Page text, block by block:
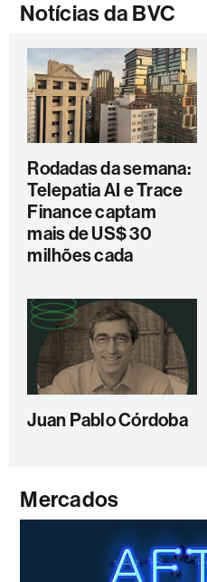
Notícias da BVC
Rodadas da semana:
Telepatia AI e Trace
Finance captam
mais de US$ 30
milhões cada
Juan Pablo Córdoba
Mercados